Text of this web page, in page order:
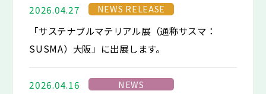
2026.04.27 NEWS RELEASE
「サステナブルマテリアル展（通称サスマ：
SUSMA）大阪」に出展します。
2026.04.16 NEWS